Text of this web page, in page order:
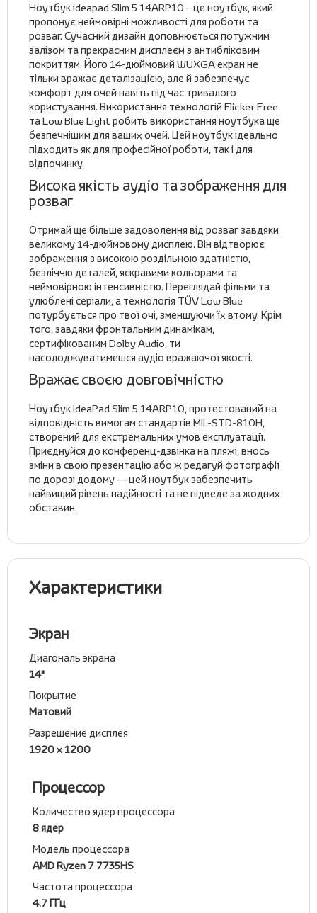
Ноутбук ideapad Slim 5 14ARP10 – це ноутбук, який
пропонує неймовірні можливості для роботи та
розваг. Сучасний дизайн доповнюється потужним
залізом та прекрасним дисплеєм з антибліковим
покриттям. Його 14-дюймовий WUXGA екран не
тільки вражає деталізацією, але й забезпечує
комфорт для очей навіть під час тривалого
користування. Використання технологій Flicker Free
та Low Blue Light робить використання ноутбука ще
безпечнішим для ваших очей. Цей ноутбук ідеально
підходить як для професійної роботи, так і для
відпочинку.
Висока якість аудіо та зображення для
розваг
Отримай ще більше задоволення від розваг завдяки
великому 14-дюймовому дисплею. Він відтворює
зображення з високою роздільною здатністю,
безліччю деталей, яскравими кольорами та
неймовірною інтенсивністю. Переглядай фільми та
улюблені серіали, а технологія TÜV Low Blue
потурбується про твої очі, зменшуючи їх втому. Крім
того, завдяки фронтальним динамікам,
сертифікованим Dolby Audio, ти
насолоджуватимешся аудіо вражаючої якості.
Вражає своєю довговічністю
Ноутбук IdeaPad Slim 5 14ARP10, протестований на
відповідність вимогам стандартів MIL-STD-810H,
створений для екстремальних умов експлуатації.
Приєднуйся до конференц-дзвінка на пляжі, внось
зміни в свою презентацію або ж редагуй фотографії
по дорозі додому — цей ноутбук забезпечить
найвищий рівень надійності та не підведе за жодних
обставин.
Характеристики
Экран
Диагональ экрана
14"
Покрытие
Матовий
Разрешение дисплея
1920 x 1200
Процессор
Количество ядер процессора
8 ядер
Модель процессора
AMD Ryzen 7 7735HS
Частота процессора
4.7 ГГц